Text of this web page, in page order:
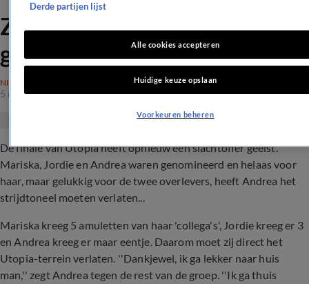
ZIEN: Utopiaan klaar met de
groep na exit!
NIEUWS
5 nov 2019, 16:50
De finale van Utopia heeft opnieuw een slachtoffer geëist.
Mariska, Jordie en Andrea waren genomineerd en helaas voor
haar, maar gelukkig voor de twee overlevers, heeft Andrea het
strijdtoneel moeten verlaten...
Mariska kreeg 5 amuletten van haar 'collega's', Jordie kreeg er 3
en Andrea kreeg er maar eentje. Daarom moet zij direct het
Utopia-terrein verlaten. ''Dankjewel, ik ga lekker naar huis
man,'' zegt Andrea tegen de rest van de groep. ''Ik ga thuis
Derde partijen lijst
Alle cookies accepteren
Huidige keuze opslaan
Voorkeuren beheren